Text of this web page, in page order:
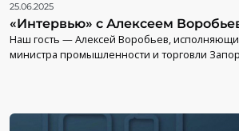
25.06.2025
«Интервью» с Алексеем
Наш гость — Алексей Воробьев,
министра промышленности и торговли